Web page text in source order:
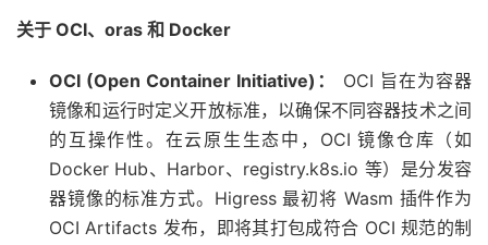
关于 OCI、oras 和 Docker
OCI (Open Container Initiative)：
OCI 旨在为容器
镜像和运行时定义开放标准，以确保不同容器技术之间
的互操作性。在云原生生态中，OCI 镜像仓库（如
Docker Hub、Harbor、registry.k8s.io 等）是分发容
器镜像的标准方式。Higress 最初将 Wasm 插件作为
OCI Artifacts 发布，即将其打包成符合 OCI 规范的制